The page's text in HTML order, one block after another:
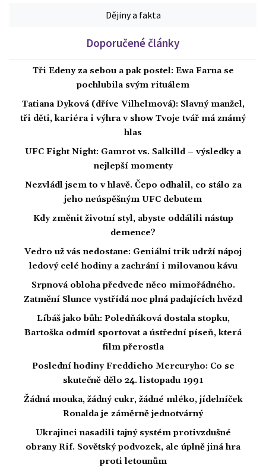
Dějiny a fakta
Doporučené články
Tři Edeny za sebou a pak postel: Ewa Farna se
pochlubila svým rituálem
Tatiana Dyková (dříve Vilhelmová): Slavný manžel,
tři děti, kariéra i výhra v show Tvoje tvář má známý
hlas
UFC Fight Night: Gamrot vs. Salkilld – výsledky a
nejlepší momenty
Nezvládl jsem to v hlavě. Čepo odhalil, co stálo za
jeho neúspěšným UFC debutem
Kdy změnit životní styl, abyste oddálili nástup
demence?
Vedro už vás nedostane: Geniální trik udrží nápoj
ledový celé hodiny a zachrání i milovanou kávu
Srpnová obloha předvede něco mimořádného.
Zatmění Slunce vystřídá noc plná padajících hvězd
Líbáš jako bůh: Poledňáková dostala stopku,
Bartoška odmítl sportovat a ústřední píseň, která
film přerostla
Poslední hodiny Freddieho Mercuryho: Co se
skutečně dělo 24. listopadu 1991
Žádná mouka, žádný cukr, žádné mléko, jídelníček
Ronalda je záměrně jednotvárný
Ukrajinci nasadili tajný systém protivzdušné
obrany Rif. Sovětský podvozek, ale úplně jiná hra
proti letounům